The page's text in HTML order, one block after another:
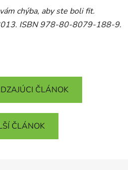
chýba, aby ste boli fit.
ISBN 978-80-8079-188-9.
ČLÁNOK
ČLÁNOK
by chaterimo